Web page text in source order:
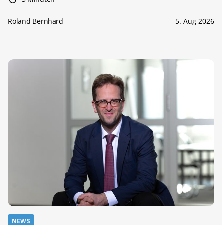
Roland Bernhard 5. Aug 2026
NEWS